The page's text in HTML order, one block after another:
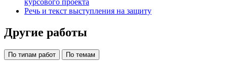
курсового проекта
Речь и текст выступления на защиту
Другие работы
По типам работ По темам